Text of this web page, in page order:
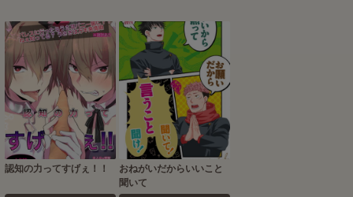
認知の力ってすげぇ！！
おねがいだからいいこと
聞いて